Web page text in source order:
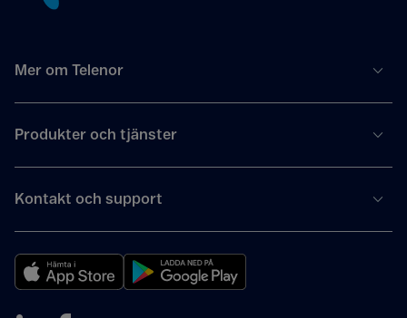
Mer om Telenor
Produkter och tjänster
Kontakt och support